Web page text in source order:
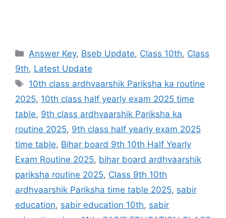
Categories
Answer Key, Bseb Update, Class 10th, Class
9th, Latest Update
Tags
10th class ardhvaarshik Pariksha ka routine
2025, 10th class half yearly exam 2025 time
table, 9th class ardhvaarshik Pariksha ka
routine 2025, 9th class half yearly exam 2025
time table, Bihar board 9th 10th Half Yearly
Exam Routine 2025, bihar board ardhvaarshik
pariksha routine 2025, Class 9th 10th
ardhvaarshik Pariksha time table 2025, sabir
education, sabir education 10th, sabir